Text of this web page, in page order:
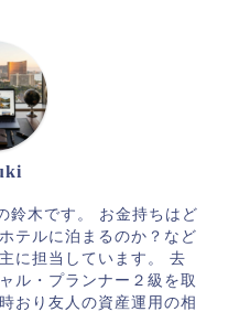
鈴木です。 お金持ちはど
テルに泊まるのか？など
に担当しています。 去
ル・プランナー２級を取
おり友人の資産運用の相